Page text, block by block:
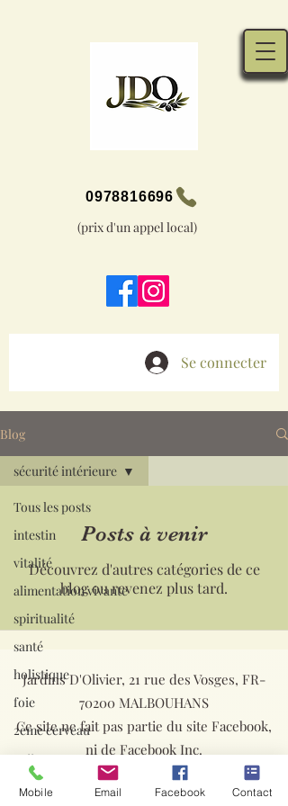
0978816696
(prix d'un appel local)
Se connecter
Blog
Tous les posts
intestin
vitalité
alimentation vivante
spiritualité
santé
holistique
foie
2ème cerveau
nettoyage
immunité
sécurité intérieure
Posts à venir
Découvrez d'autres catégories de ce
blog ou revenez plus tard.
Jardins D'Olivier, 21 rue des Vosges, FR-
70200 MALBOUHANS
Ce site ne fait pas partie du site Facebook,
ni de Facebook Inc.
Copyright. Tous droits réservés ©2026 by
Jardins D'Olivier.
Mobile Email Facebook Contact